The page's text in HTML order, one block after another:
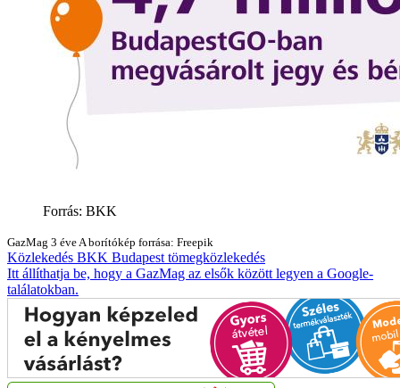
Forrás: BKK
GazMag 3 éve A borítókép forrása: Freepik
Közlekedés BKK Budapest tömegközlekedés
Itt állíthatja be, hogy a GazMag az elsők között legyen a Google-
találatokban.